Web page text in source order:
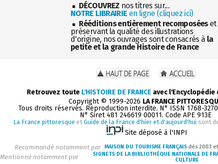
DÉCOUVREZ nos titres sur...
NOTRE LIBRAIRIE en ligne (cliquez ici)
Rééditions entièrement recomposéeset
préservant la qualité des illustrations
d'origine, nos ouvrages sont consacrés à la
petite et la grande Histoire de France
Retrouvez toute L'HISTOIRE DE FRANCE avec
Copyright © 1999-2026 LA FRANCE
Tous droits réservés. Reproduction interdite. N° ISSN 1768-
N° Siret 481 246619 00011. Code APE 913E
La France pittoresque et Guide de la France d'hier et d'aujourd'hui sont
Site déposé à l'INPI
Recommandé notamment par MAISON DU TOURISME FRANÇAIS dès 2003
Mentionné notamment par
SIGNETS DE LA BIBLIOTHÈQUE NATIONALE DE
CULTURE